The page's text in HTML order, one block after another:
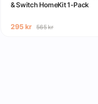
& Switch HomeKit 1-Pack
295 kr 565kr